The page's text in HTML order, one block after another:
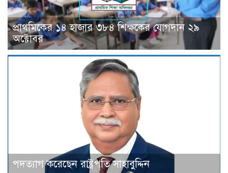
প্রাথমিকের ১৪ হাজার ৩৮৪ শিক্ষকের যোগদান ২৯
অক্টোবর
পদত্যাগ করেছেন রাষ্ট্রপতি সাহাবুদ্দিন